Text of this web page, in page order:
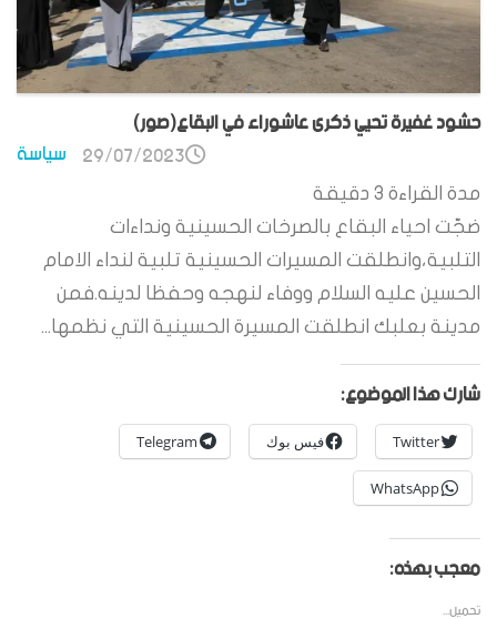
حشود غفيرة تحيي ذكرى عاشوراء في البقاع(صور)
سياسة 29/07/2023
مدة القراءة 3 دقيقة
ضجّت احياء البقاع بالصرخات الحسينية ونداءات
التلبية،وانطلقت المسيرات الحسينية تلبية لنداء الامام
الحسين عليه السلام ووفاء لنهجه وحفظا لدينه.فمن
مدينة بعلبك انطلقت المسيرة الحسينية التي نظمها...
شارك هذا الموضوع:
Twitter فيس بوك Telegram
WhatsApp
معجب بهذه:
تحميل...